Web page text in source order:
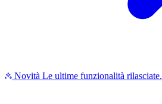
Novità Le ultime funzionalità rilasciate.